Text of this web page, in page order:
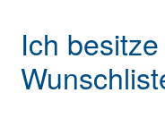
Wunschlisten
Ich